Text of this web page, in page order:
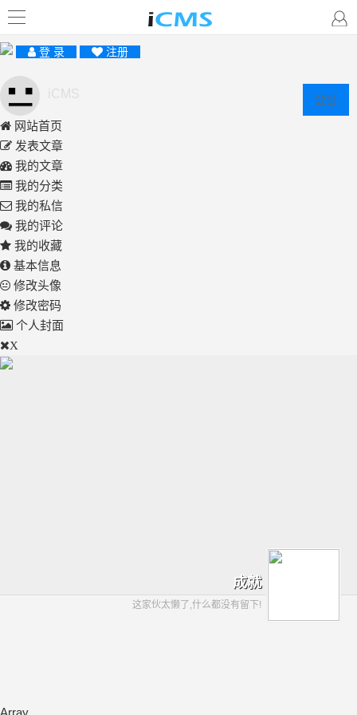
登 录 注册
登出
网站首页
发表文章
我的文章
我的分类
我的私信
我的评论
我的收藏
基本信息
修改头像
修改密码
个人封面
X
成就
这家伙太懒了,什么都没有留下!
Array